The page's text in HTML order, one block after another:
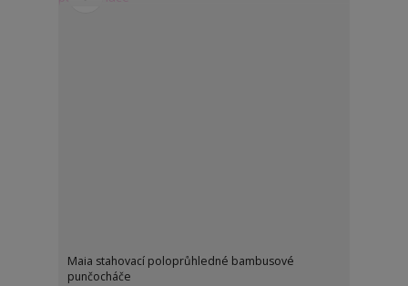
Maia stahovací poloprůhledné bambusové
punčocháče